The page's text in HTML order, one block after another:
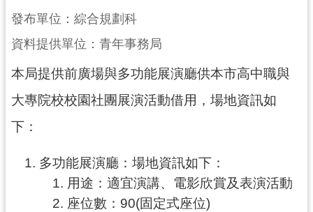
識
我
務
資
訊
發布單位：綜合規劃科
資料提供單位：青年事務局
本局提供前廣場與多功能展演廳供本市高中職與
大專院校校園社團展演活動借用，場地資訊如
下：
多功能展演廳：場地資訊如下：
用途：適宜演講、電影欣賞及表演活動
座位數：90(固定式座位)